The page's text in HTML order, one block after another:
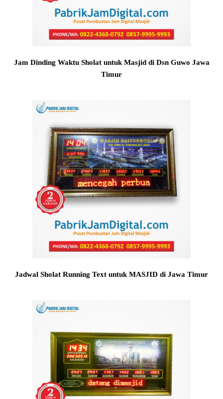
Jam Dinding Waktu Sholat untuk Masjid di Dsn Guwo Jawa
Timur
Jadwal Sholat Running Text untuk MASJID di Jawa Timur